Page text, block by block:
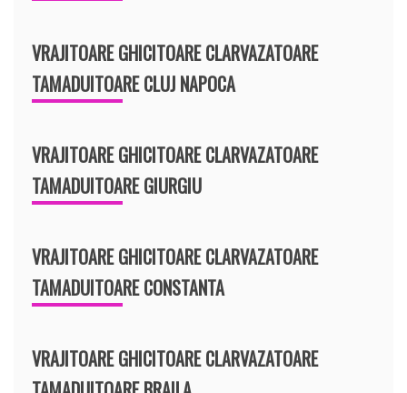
VRAJITOARE GHICITOARE CLARVAZATOARE
TAMADUITOARE CLUJ NAPOCA
VRAJITOARE GHICITOARE CLARVAZATOARE
TAMADUITOARE GIURGIU
VRAJITOARE GHICITOARE CLARVAZATOARE
TAMADUITOARE CONSTANTA
VRAJITOARE GHICITOARE CLARVAZATOARE